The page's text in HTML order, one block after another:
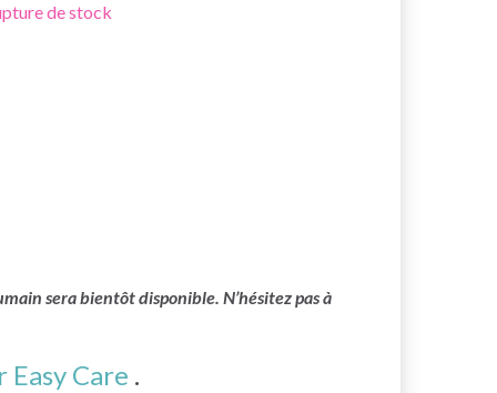
de stock
sera bientôt disponible. N’hésitez pas à
Care .